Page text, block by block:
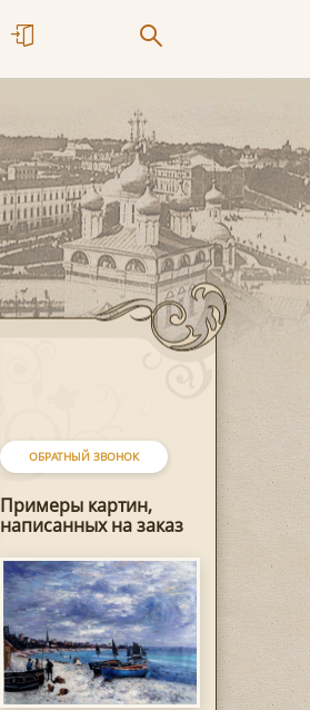
ОБРАТНЫЙ ЗВОНОК
Примеры картин,
написанных на заказ